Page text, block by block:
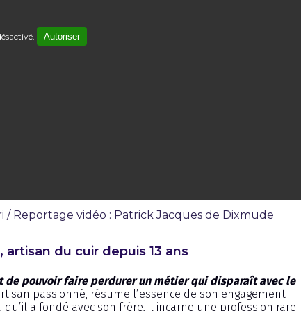
Autoriser
Reportage vidéo : Patrick Jacques de Dixmude
du cuir depuis 13 ans
de pouvoir faire perdurer un métier qui disparaît avec le
passionné, résume l’essence de son engagement
, qu’il a fondé avec son frère, il incarne une profession rare :